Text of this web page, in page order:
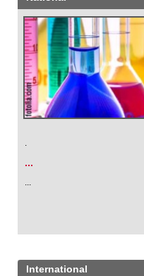
.
...
...
International